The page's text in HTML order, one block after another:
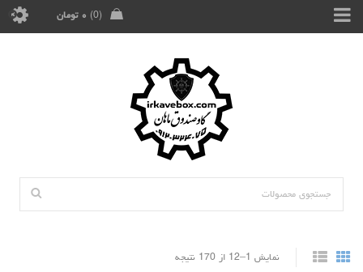
۰ تومان 0
نمایش 1–12 از 170 نتیجه